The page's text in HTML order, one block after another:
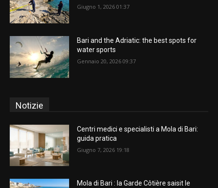
Giugno 1, 2026 01:37
Bari and the Adriatic: the best spots for
water sports
Gennaio 20, 2026 09:37
Notizie
Centri medici e specialisti a Mola di Bari:
guida pratica
Giugno 7, 2026 19:18
Mola di Bari : la Garde Côtière saisit le